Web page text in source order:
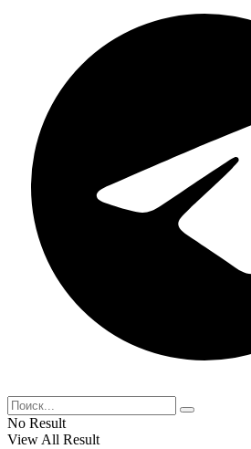
No Result
View All Result